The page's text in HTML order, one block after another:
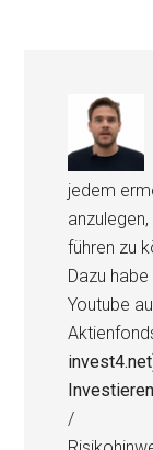
jedem
führen zu
Dazu
Youtube
invest4.net
/